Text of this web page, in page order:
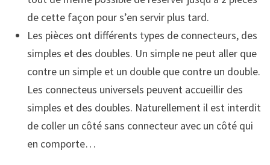
de cette façon pour s’en servir plus tard.
Les pièces ont différents types de connecteurs, des
simples et des doubles. Un simple ne peut aller que
contre un simple et un double que contre un double.
Les connecteus universels peuvent accueillir des
simples et des doubles. Naturellement il est interdit
de coller un côté sans connecteur avec un côté qui
en comporte…